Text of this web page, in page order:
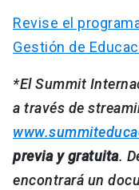
Revise el
Gestión de
*El Summit
a través de
previa y gratuita.
encontrará un